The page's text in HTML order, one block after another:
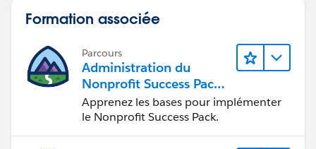
Formation associée
Parcours
Administration du
Nonprofit Success Pack
(NPSP)
Apprenez les bases pour implémenter
le Nonprofit Success Pack.